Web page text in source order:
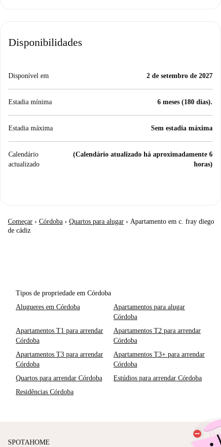
Disponibilidades
Disponível em 2 de setembro de 2027
Estadia mínima 6 meses (180 dias).
Estadia máxima Sem estadia máxima
Calendário
actualizado
(Calendário atualizado há aproximadamente 6
horas)
Começar › Córdoba › Quartos para alugar › Apartamento em c. fray diego
de cádiz
Tipos de propriedade em Córdoba
Alugueres em Córdoba
Apartamentos para alugar
Córdoba
Apartamentos T1 para arrendar
Córdoba
Apartamentos T2 para arrendar
Córdoba
Apartamentos T3 para arrendar
Córdoba
Apartamentos T3+ para arrendar
Córdoba
Quartos para arrendar Córdoba
Estúdios para arrendar Córdoba
Residências Córdoba
SPOTAHOME